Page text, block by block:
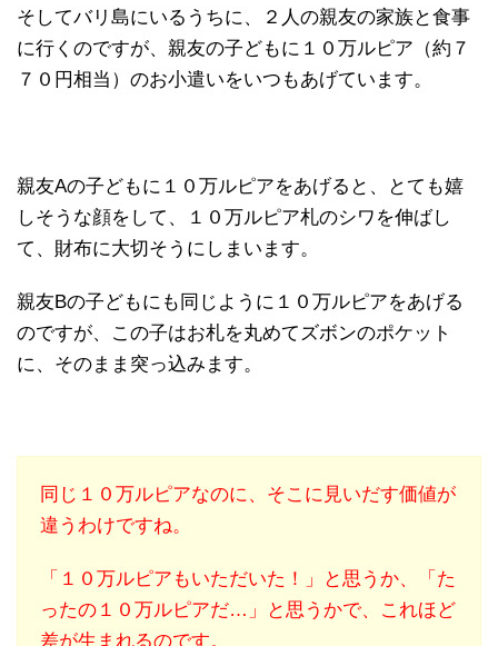
そしてバリ島にいるうちに、２人の親友の家族と食事
に行くのですが、親友の子どもに１０万ルピア（約７
７０円相当）のお小遣いをいつもあげています。
親友Aの子どもに１０万ルピアをあげると、とても嬉
しそうな顔をして、１０万ルピア札のシワを伸ばし
て、財布に大切そうにしまいます。
親友Bの子どもにも同じように１０万ルピアをあげる
のですが、この子はお札を丸めてズボンのポケット
に、そのまま突っ込みます。
同じ１０万ルピアなのに、そこに見いだす価値が
違うわけですね。
「１０万ルピアもいただいた！」と思うか、「た
ったの１０万ルピアだ…」と思うかで、これほど
差が生まれるのです。